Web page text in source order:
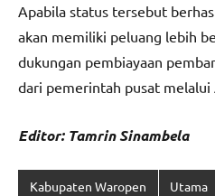
Apabila status tersebut
akan memiliki peluang lebih
dukungan pembiayaan
dari pemerintah pusat melalui
Editor: Tamrin Sinambela
Kabupaten Waropen Utama